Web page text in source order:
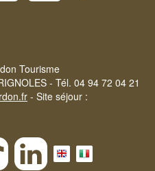
Tourisme
- Tél. 04 94 72 04 21
- Site séjour :